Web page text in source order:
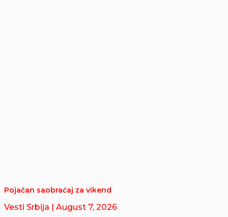
Pojačan saobraćaj za vikend
Vesti Srbija | August 7, 2026